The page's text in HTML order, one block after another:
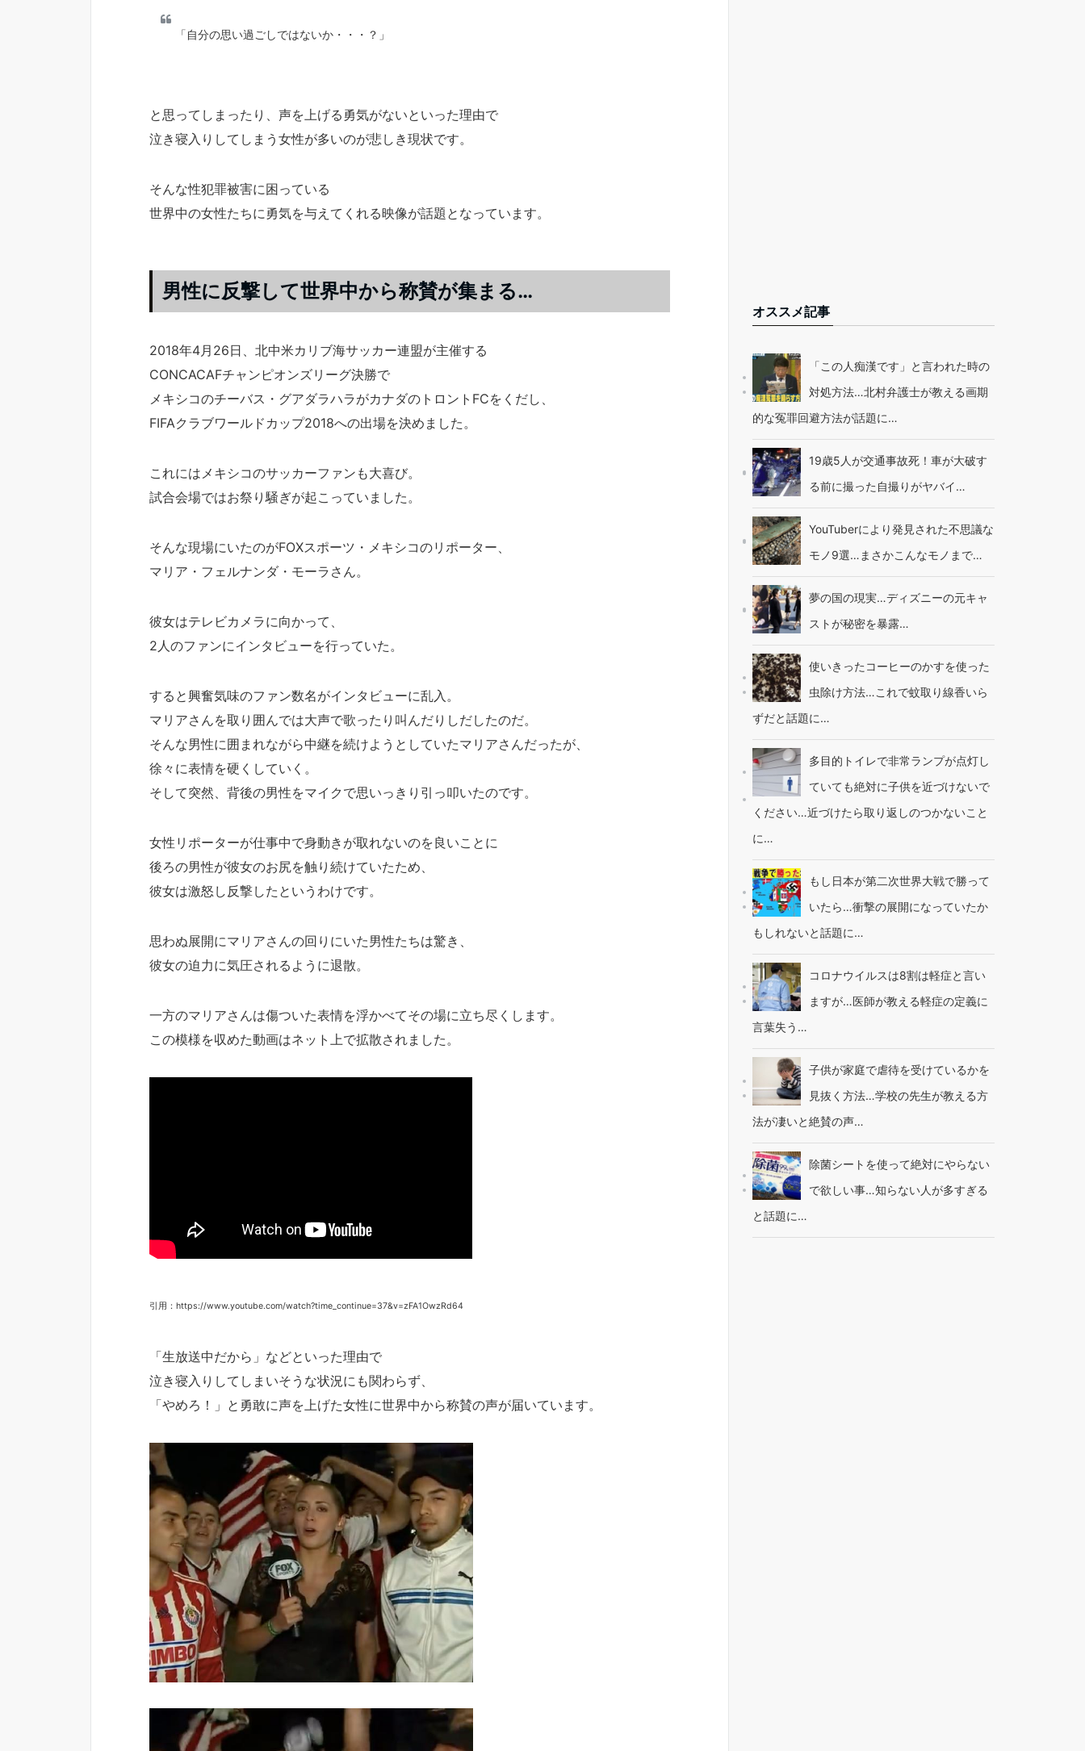
「自分の思い過ごしではないか・・・？」
と思ってしまったり、声を上げる勇気がないといった理由で
泣き寝入りしてしまう女性が多いのが悲しき現状です。
そんな性犯罪被害に困っている
世界中の女性たちに勇気を与えてくれる映像が話題となっています。
男性に反撃して世界中から称賛が集まる…
2018年4月26日、北中米カリブ海サッカー連盟が主催する
CONCACAFチャンピオンズリーグ決勝で
メキシコのチーバス・グアダラハラがカナダのトロントFCをくだし、
FIFAクラブワールドカップ2018への出場を決めました。
これにはメキシコのサッカーファンも大喜び。
試合会場ではお祭り騒ぎが起こっていました。
そんな現場にいたのがFOXスポーツ・メキシコのリポーター、
マリア・フェルナンダ・モーラさん。
彼女はテレビカメラに向かって、
2人のファンにインタビューを行っていた。
すると興奮気味のファン数名がインタビューに乱入。
マリアさんを取り囲んでは大声で歌ったり叫んだりしだしたのだ。
そんな男性に囲まれながら中継を続けようとしていたマリアさんだったが、
徐々に表情を硬くしていく。
そして突然、背後の男性をマイクで思いっきり引っ叩いたのです。
女性リポーターが仕事中で身動きが取れないのを良いことに
後ろの男性が彼女のお尻を触り続けていたため、
彼女は激怒し反撃したというわけです。
思わぬ展開にマリアさんの回りにいた男性たちは驚き、
彼女の迫力に気圧されるように退散。
一方のマリアさんは傷ついた表情を浮かべてその場に立ち尽くします。
この模様を収めた動画はネット上で拡散されました。
引用：https://www.youtube.com/watch?time_continue=37&v=zFA1OwzRd64
「生放送中だから」などといった理由で
泣き寝入りしてしまいそうな状況にも関わらず、
「やめろ！」と勇敢に声を上げた女性に世界中から称賛の声が届いています。
オススメ記事
「この人痴漢です」と言われた時の
対処方法…北村弁護士が教える画期
的な冤罪回避方法が話題に…
19歳5人が交通事故死！車が大破す
る前に撮った自撮りがヤバイ…
YouTuberにより発見された不思議な
モノ9選…まさかこんなモノまで…
夢の国の現実…ディズニーの元キャ
ストが秘密を暴露…
使いきったコーヒーのかすを使った
虫除け方法…これで蚊取り線香いら
ずだと話題に…
多目的トイレで非常ランプが点灯し
ていても絶対に子供を近づけないで
ください…近づけたら取り返しのつかないこと
に…
もし日本が第二次世界大戦で勝って
いたら…衝撃の展開になっていたか
もしれないと話題に…
コロナウイルスは8割は軽症と言い
ますが…医師が教える軽症の定義に
言葉失う…
子供が家庭で虐待を受けているかを
見抜く方法…学校の先生が教える方
法が凄いと絶賛の声…
除菌シートを使って絶対にやらない
で欲しい事…知らない人が多すぎる
と話題に…